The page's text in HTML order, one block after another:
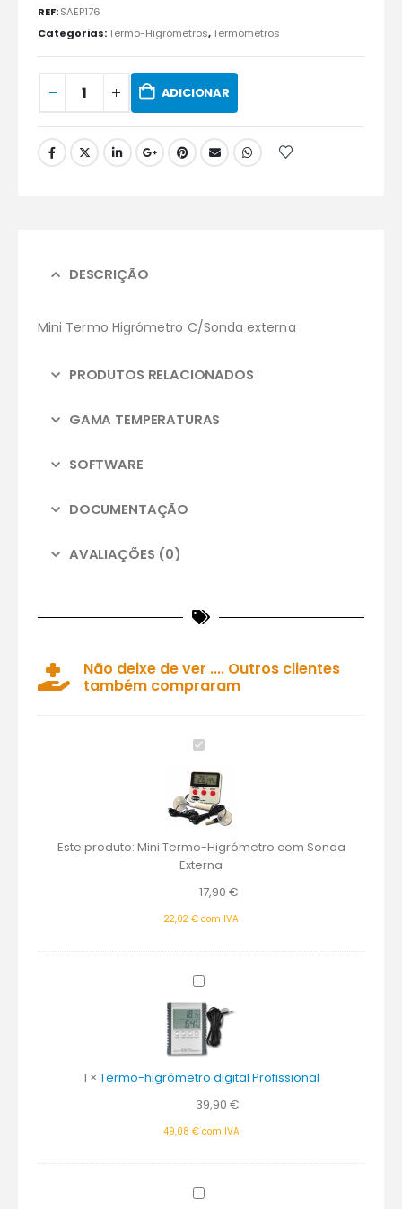
REF:SAEP176
Categorias:Termo-Higrómetros,Termómetros
ADICIONAR
DESCRIÇÃO
Mini Termo Higrómetro C/Sonda externa
PRODUTOS RELACIONADOS
GAMA TEMPERATURAS
SOFTWARE
DOCUMENTAÇÃO
AVALIAÇÕES (0)
Não deixe de ver .... Outros clientes
também compraram
Mini
Higrómetro
com
Sonda
Este produto: Mini Termo-Higrómetro com Sonda
Externa
17,90 €
22,02 €com IVA
Termo-
higrómetro
digital
Profissional
1 × Termo-higrómetro digital Profissional
39,90 €
49,08 €com IVA
Termo-